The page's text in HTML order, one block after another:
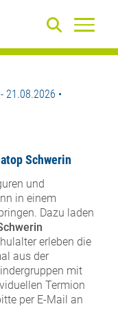
21.08.2026 •
Schwerin
und
in einem
Dazu laden
erleben die
aus der
mit
Termion
per E-Mail an